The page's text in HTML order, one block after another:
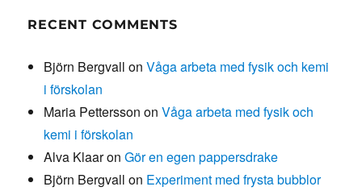
RECENT COMMENTS
Björn Bergvall onVåga arbeta med fysik och kemi
i förskolan
Maria Pettersson onVåga arbeta med fysik och
kemi i förskolan
Alva KlaaronGör en egen pappersdrake
Björn Bergvall on Experiment med frysta bubblor